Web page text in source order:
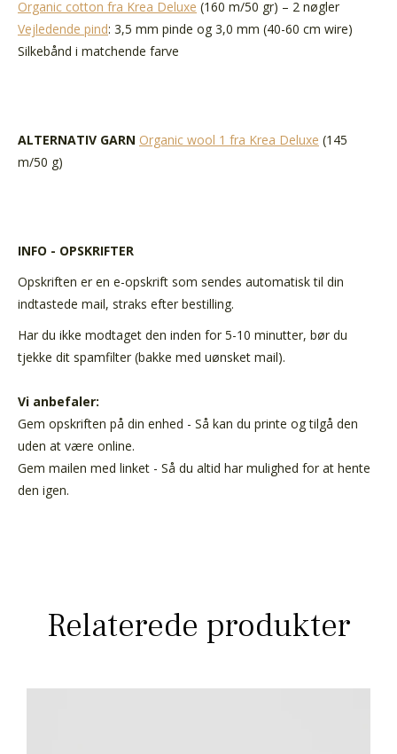
Organic cotton fra Krea Deluxe (160 m/50 gr) – 2 nøgler
Vejledende pind: 3,5 mm pinde og 3,0 mm (40-60 cm wire)
Silkebånd i matchende farve
ALTERNATIV GARN Organic wool 1 fra Krea Deluxe (145
m/50 g)
INFO - OPSKRIFTER
Opskriften er en e-opskrift som sendes automatisk til din
indtastede mail, straks efter bestilling.
Har du ikke modtaget den inden for 5-10 minutter, bør du
tjekke dit spamfilter (bakke med uønsket mail).
Vi anbefaler:
Gem opskriften på din enhed - Så kan du printe og tilgå den
uden at være online.
Gem mailen med linket - Så du altid har mulighed for at hente
den igen.
Relaterede produkter